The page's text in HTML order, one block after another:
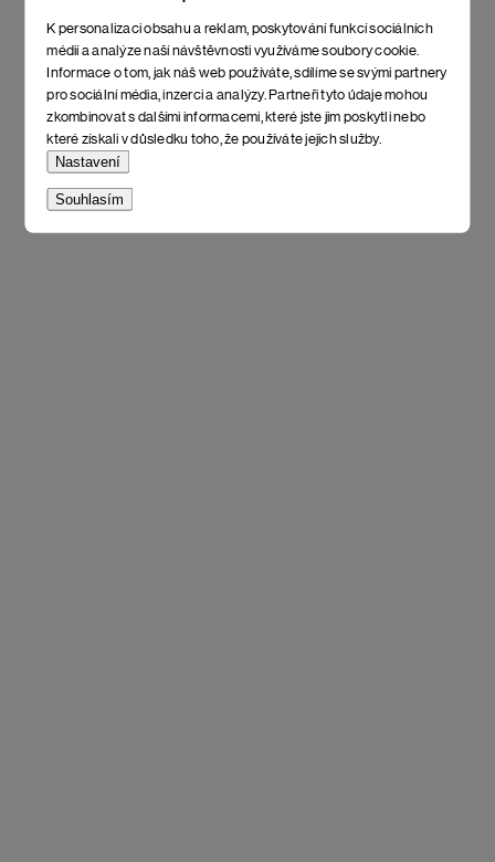
K personalizaci obsahu a reklam, poskytování funkcí sociálních
médií a analýze naší návštěvnosti využíváme soubory cookie.
Informace o tom, jak náš web používáte, sdílíme se svými partnery
pro sociální média, inzerci a analýzy. Partneři tyto údaje mohou
zkombinovat s dalšími informacemi, které jste jim poskytli nebo
které získali v důsledku toho, že používáte jejich služby.
Nastavení
Souhlasím